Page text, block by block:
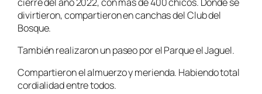
divirtieron, compartieron en canchas del Club del
Bosque.
También realizaron un paseo por el Parque el Jaguel.
Compartieron el almuerzo y merienda. Habiendo total
cordialidad entre todos.